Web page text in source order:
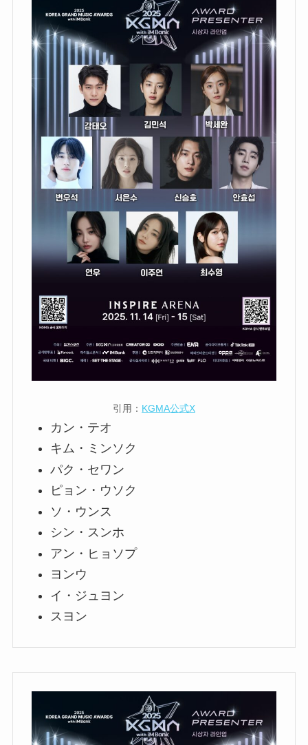
引用： KGMA公式X
カン・テオ
キム・ミンソク
パク・セワン
ピョン・ウソク
ソ・ウンス
シン・スンホ
アン・ヒョソプ
ヨンウ
イ・ジュヨン
スヨン